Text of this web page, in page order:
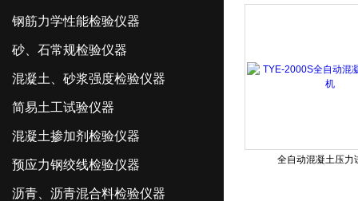
钢筋力学性能检验仪器
砂、石常规检验仪器
混凝土、砂浆强度检验仪器
简易土工试验仪器
混凝土掺加剂检验仪器
预应力钢绞线检验仪器
沥青、沥青混合料检验仪器
全自动混凝土压力